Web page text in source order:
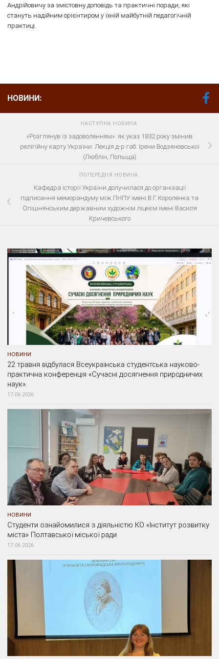
Андрійовичу за змістовну доповідь та практичні поради, які
стануть надійним орієнтиром у їхній майбутній педагогічній
практиці.
НОВИНИ:
НАСТУПНА НОВИНА
«Розглянув із задоволенням»: як указ 1832 року змінив
релігійну карту України. Лекція д-р габ. Ірени Водзяновської
(Люблін, Польща)
ПОПЕРЕДНЯ НОВИНА
Кафедра історії України долучилася до організації
підписання меморандуму між ПНПУ імені В.Г. Короленка та
Опішнянським державним художнім ліцеєм імені Василя
Кричевського
НОВИНИ
22 травня відбулася Всеукраїнська студентська науково-
практична конференція «Сучасні досягнення природничих
наук».
17.06.2026
НОВИНИ
Студенти ознайомилися з діяльністю КО «Інститут розвитку
міста» Полтавської міської ради
17.06.2026